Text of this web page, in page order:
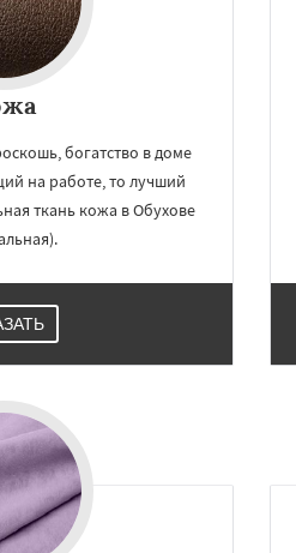
богатство в доме
на работе, то лучший
ткань кожа в Обухове